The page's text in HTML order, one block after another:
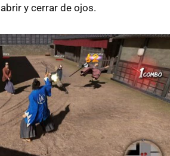
y cerrar de ojos.